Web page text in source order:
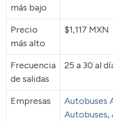
más bajo
Precio
más alto
$1,117 MXN
Frecuencia
de salidas
25 a 30 al
Empresas Autobuses
Autobuses,